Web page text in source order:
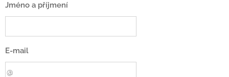
Jméno a příjmení
E-mail